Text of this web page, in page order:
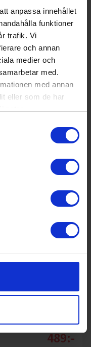
anpassa innehållet
funktioner
trafik. Vi
och annan
medier och
med.
med annan
eller som de har
513:-
489:-